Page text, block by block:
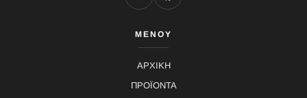
ΜΕΝΟΥ
ΑΡΧΙΚΗ
ΠΡΟΪΟΝΤΑ